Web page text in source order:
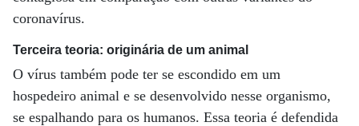
coronavírus.
Terceira teoria: originária de um animal
O vírus também pode ter se escondido em um
hospedeiro animal e se desenvolvido nesse organismo,
se espalhando para os humanos. Essa teoria é defendida